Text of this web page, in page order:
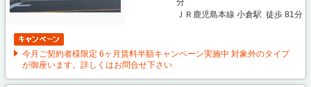
ＪＲ鹿児島本線 小倉駅 徒歩 81分
今月ご契約者様限定 6ヶ月賃料半額キャンペーン実施中 対象外のタイプ
が御座います。詳しくはお問合せ下さい